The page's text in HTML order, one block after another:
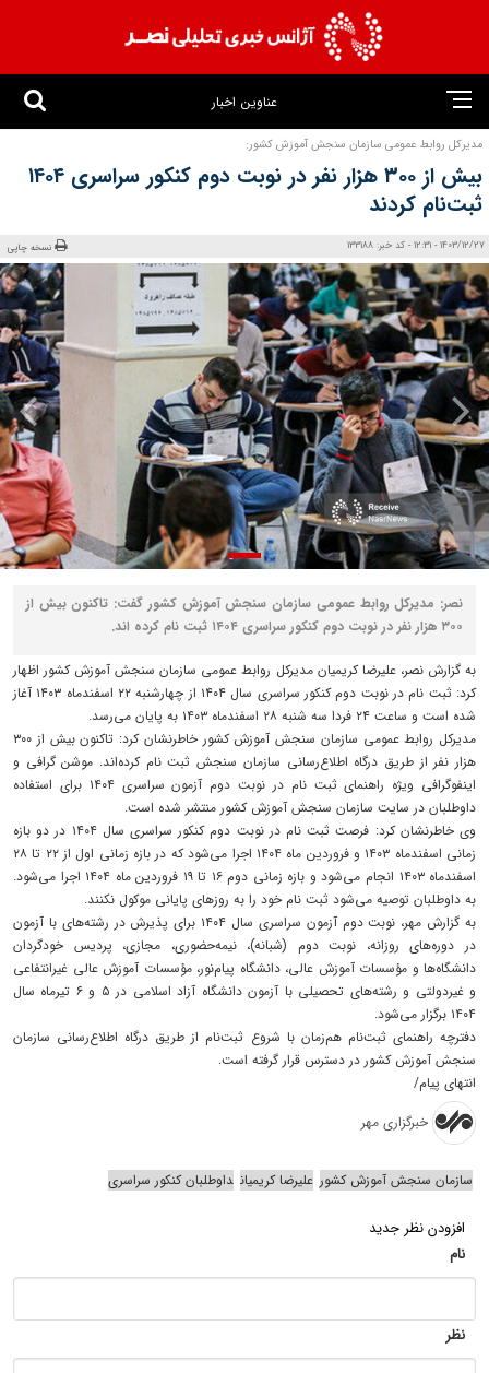
عناوین اخبار
مدیرکل روابط عمومی سازمان سنجش آموزش کشور:
بیش از ۳۰۰ هزار نفر در نوبت دوم کنکور سراسری ۱۴۰۴
ثبت‌نام کردند
1403/12/27 - 12:31 - کد خبر: 133188 نسخه چاپی
نصر: مدیرکل روابط عمومی سازمان سنجش آموزش کشور گفت: تاکنون بیش از
۳۰۰ هزار نفر در نوبت دوم کنکور سراسری ۱۴۰۴ ثبت نام کرده اند.
به گزارش نصر، علیرضا کریمیان مدیرکل روابط عمومی سازمان سنجش آموزش کشور اظهار
کرد: ثبت نام در نوبت دوم کنکور سراسری سال ۱۴۰۴ از چهارشنبه ۲۲ اسفندماه ۱۴۰۳ آغاز
شده است و ساعت ۲۴ فردا سه شنبه ۲۸ اسفندماه ۱۴۰۳ به پایان می‌رسد.
مدیرکل روابط عمومی سازمان سنجش آموزش کشور خاطرنشان کرد: تاکنون بیش از ۳۰۰
هزار نفر از طریق درگاه اطلاع‌رسانی سازمان سنجش ثبت نام کرده‌اند. موشن گرافی و
اینفوگرافی ویژه راهنمای ثبت نام در نوبت دوم آزمون سراسری ۱۴۰۴ برای استفاده
داوطلبان در سایت سازمان سنجش آموزش کشور منتشر شده است.
وی خاطرنشان کرد: فرصت ثبت نام در نوبت دوم کنکور سراسری سال ۱۴۰۴ در دو بازه
زمانی اسفندماه ۱۴۰۳ و فروردین ماه ۱۴۰۴ اجرا می‌شود که در بازه زمانی اول از ۲۲ تا ۲۸
اسفندماه ۱۴۰۳ انجام می‌شود و بازه زمانی دوم ۱۶ تا ۱۹ فروردین ماه ۱۴۰۴ اجرا می‌شود.
به داوطلبان توصیه می‌شود ثبت نام خود را به روزهای پایانی موکول نکنند.
به گزارش مهر، نوبت دوم آزمون سراسری سال ۱۴۰۴ برای پذیرش در رشته‌های با آزمون
در دوره‌های روزانه، نوبت دوم (شبانه)، نیمه‌حضوری، مجازی، پردیس خودگردان
دانشگاه‌ها و مؤسسات آموزش عالی، دانشگاه پیام‌نور، مؤسسات آموزش عالی غیرانتفاعی
و غیردولتی و رشته‌های تحصیلی با آزمون دانشگاه آزاد اسلامی در ۵ و ۶ تیرماه سال
۱۴۰۴ برگزار می‌شود.
دفترچه راهنمای ثبت‌نام هم‌زمان با شروع ثبت‌نام از طریق درگاه اطلاع‌رسانی سازمان
سنجش آموزش کشور در دسترس قرار گرفته است.
انتهای پیام/
خبرگزاری مهر
سازمان سنجش آموزش کشور علیرضا کریمیان داوطلبان کنکور سراسری
افزودن نظر جدید
نام
نظر